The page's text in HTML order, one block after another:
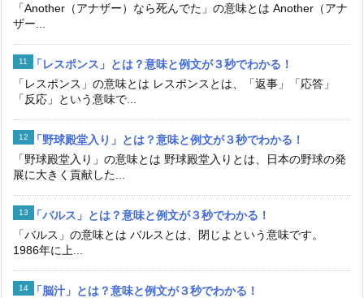
「Another（アナザー）なら死んでた」の意味とは Another（アナ
ザー...
「レスポンス」とは？意味と例文が３秒でわかる！
「レスポンス」の意味とは レスポンスとは、「返事」「応答」
「反応」という意味で...
「野球殿堂入り」とは？意味と例文が３秒でわかる！
「野球殿堂入り」の意味とは 野球殿堂入りとは、日本の野球の発
展に大きく貢献した...
「バルス」とは？意味と例文が３秒でわかる！
「バルス」の意味とは バルスとは、閉じよという意味です。
1986年に上...
「脳汁」とは？意味と例文が３秒でわかる！